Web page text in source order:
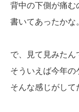
背中の下側が痛む
書いてあったかな
で、見て見みたん
そういえば今年の
そんな感じがして